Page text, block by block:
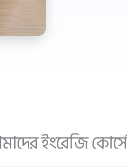
ইংরেজি